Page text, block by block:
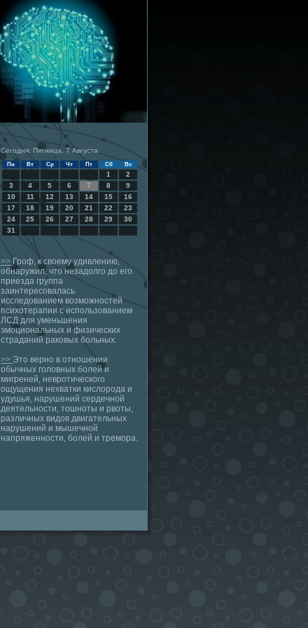
Сегодня: Пятница, 7 Августа
Пн Вт Ср Чт Пт Сб Вс
1
2
3
4 5 6 7 8
9
10
11 12 13 14 15
16
17
18 19 20 21 22
23
24
25 26 27 28 29
30
31
>>Гроф, к своему удивлению,
обнаружил, что незадолго до его
приезда группа
заинтересовалась
исследованием возможностей
психотерапии с использованием
ЛСД для уменьшения
эмоциональных и физических
страданий раковых больных.
>> Это верно в отношении
обычных головных болей и
мигреней, невротического
ощущения нехватки кислорода и
удушья, нарушений сердечной
деятельности, тошноты и рвоты,
различных видов двигательных
нарушений и мышечной
напряженности, болей и тремора.